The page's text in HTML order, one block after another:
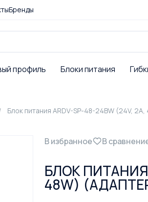
Бренды
профиль Блоки питания
Блок питания ARDV-SP-48-24BW (24V,
В избранное В
БЛОК ПИТАНИЯ
48W)